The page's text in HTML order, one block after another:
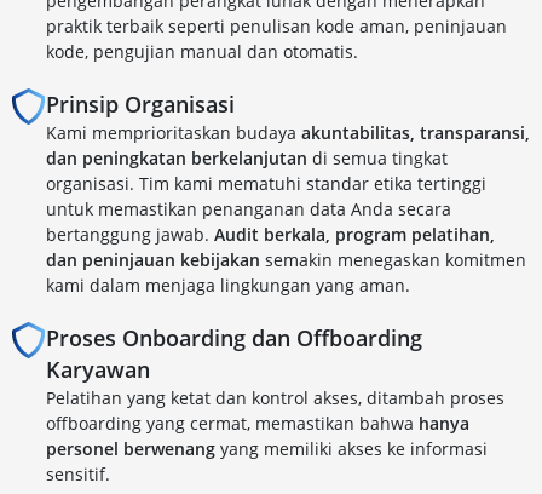
praktik terbaik seperti penulisan kode aman, peninjauan
kode, pengujian manual dan otomatis.
Prinsip Organisasi
Kami memprioritaskan budaya akuntabilitas, transparansi,
dan peningkatan berkelanjutan di semua tingkat
organisasi. Tim kami mematuhi standar etika tertinggi
untuk memastikan penanganan data Anda secara
bertanggung jawab. Audit berkala, program pelatihan,
dan peninjauan kebijakan semakin menegaskan komitmen
kami dalam menjaga lingkungan yang aman.
Proses Onboarding dan Offboarding
Karyawan
Pelatihan yang ketat dan kontrol akses, ditambah proses
offboarding yang cermat, memastikan bahwa hanya
personel berwenang yang memiliki akses ke informasi
sensitif.